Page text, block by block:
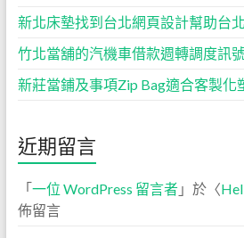
新北床墊找到台北網頁設計幫助台
竹北當舖的汽機車借款週轉調度訊
新莊當鋪及事項Zip Bag適合客製化
近期留言
「一位 WordPress 留言者」於〈
佈留言